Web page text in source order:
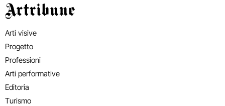
Artribune
Arti visive
Progetto
Professioni
Arti performative
Editoria
Turismo